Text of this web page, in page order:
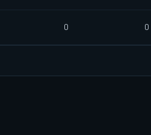
0 0